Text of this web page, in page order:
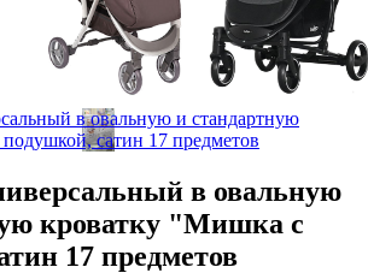
в овальную
кроватку "Мишка с
17 предметов